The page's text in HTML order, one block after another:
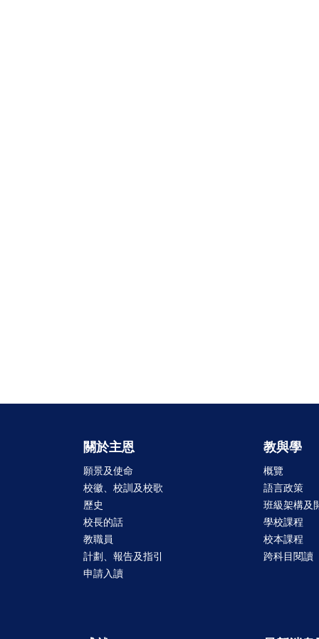
關於主恩
願景及使命
校徽、校訓及校歌
歷史
校長的話
教職員
計劃、報告及指引
申請入讀
教與學
概覽
語言政策
班級架構及
學校課程
校本課程
跨科目閱讀